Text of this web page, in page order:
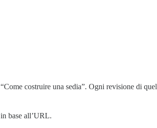
costruire una sedia”. Ogni revisione di
base all’URL.